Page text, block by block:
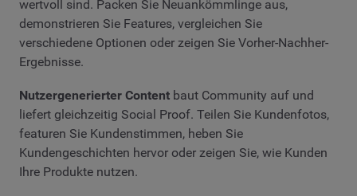
wertvoll sind. Packen Sie Neuankömmlinge aus,
demonstrieren Sie Features, vergleichen Sie
verschiedene Optionen oder zeigen Sie Vorher-Nachher-
Ergebnisse.
Nutzergenerierter Content baut Community auf und
liefert gleichzeitig Social Proof. Teilen Sie Kundenfotos,
featuren Sie Kundenstimmen, heben Sie
Kundengeschichten hervor oder zeigen Sie, wie Kunden
Ihre Produkte nutzen.